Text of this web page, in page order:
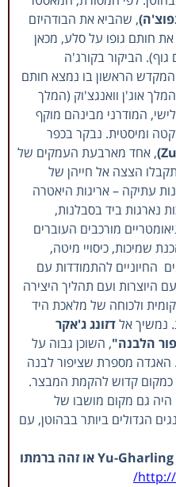
, שהביא את הבודהיזם
השאיר כאן את חותם גופו על סלע, מכאן
הביקור בקורג'ה
הראשון בו נמצא חותם
אוג'ן וואנגצ'וק (המלך
המודרני מבינהם מוקף
ומיסטית. נבקר בכפר
, אחד מארבעת העמקים של
הצצה אל חייהן של
עתיקה – אריגות היאטרה
נארגות ביד בסבלנות,
מורכבים העוברים
שמיכות, כיסויי מיטה,
החיוניים להתמודדות עם
היוצרות ועם תהליך היצירה
ולכוחה של מלאכת היד
נמשיך אלדזונג ג'אקר
הלבנה", השוכן גבוה על
מספרת שציפור לבנה
כמקום קדוש להקמת המבצר.
היה גם מקום מושבו של
הגדולים ביותר בבהוטן, עם